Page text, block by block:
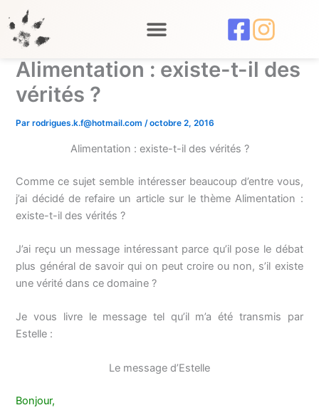
au
contenu
Alimentation : existe-t-il des
vérités ?
Parrodrigues.k.f@hotmail.com/octobre 2, 2016
Alimentation : existe-t-il des vérités ?
Comme ce sujet semble intéresser beaucoup d’entre vous,
j’ai décidé de refaire un article sur le thème Alimentation :
existe-t-il des vérités ?
J’ai reçu un message intéressant parce qu’il pose le débat
plus général de savoir qui on peut croire ou non, s’il existe
une vérité dans ce domaine ?
Je vous livre le message tel qu’il m’a été transmis par
Estelle :
Le message d’Estelle
Bonjour,